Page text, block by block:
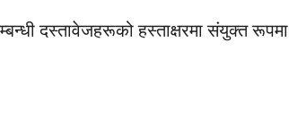
दस्तावेजहरूको हस्ताक्षरमा संयुक्त रूपमा